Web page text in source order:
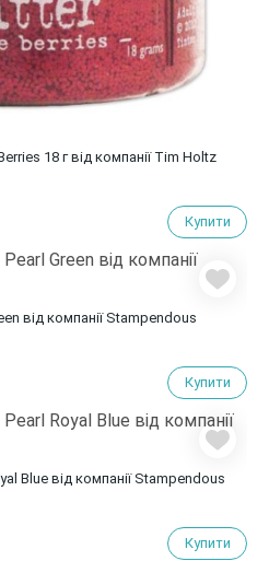
18 г від компанії Tim Holtz
Купити
від компанії Stampendous
Купити
Blue від компанії Stampendous
Купити